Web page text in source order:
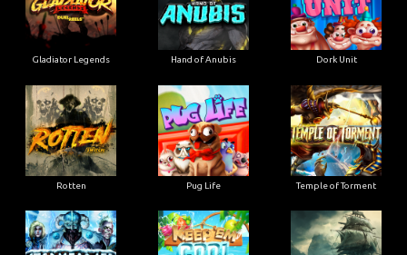
Gladiator Legends Hand of Anubis Dork Unit
Rotten Pug Life Temple of Torment